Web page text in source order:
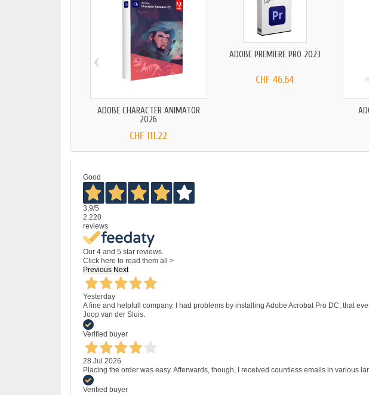
ADOBE CHARACTER ANIMATOR
2026
CHF 111.22
ADOBE PREMIERE PRO 2023
CHF 46.64
‹
Good
3,9/5
2.220
reviews
Our 4 and 5 star reviews.
Click here to read them all >
Previous Next
Yesterday
A fine and helpfull company. I had problems by installing Adobe Acrobat Pro DC, that
Joop van der Sluis.
Verified buyer
28 Jul 2026
Placing the order was easy. Afterwards, though, I received countless emails in various
Verified buyer